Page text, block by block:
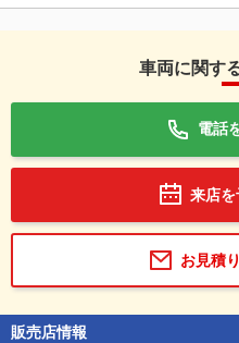
車両に関す
電話
来店を
お見積
販売店情報